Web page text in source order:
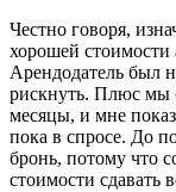
Честно говоря,
хорошей
Арендодатель был
рискнуть. Плюс мы
месяцы, и мне
пока в спросе. До
бронь, потому что
стоимости сдавать